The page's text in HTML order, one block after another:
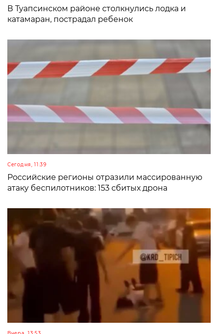
В Туапсинском районе столкнулись лодка и
катамаран, пострадал ребенок
Сегодня, 11:39
Российские регионы отразили массированную
атаку беспилотников: 153 сбитых дрона